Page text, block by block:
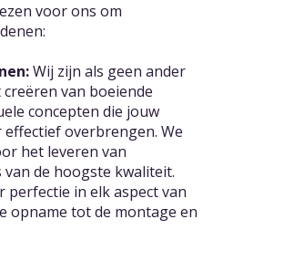
voor ons om
Wij zijn als geen ander
van boeiende
concepten die jouw
effectief overbrengen. We
het leveren van
de hoogste kwaliteit.
perfectie in elk aspect van
opname tot de montage en